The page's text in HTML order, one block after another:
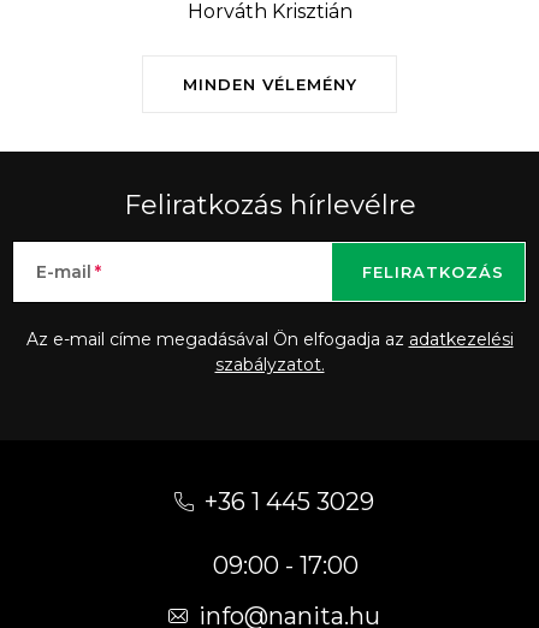
MINDEN VÉLEMÉNY
Horváth Krisztián
Feliratkozás hírlevélre
E-mail
Az e-mail címe megadásával Ön elfogadja az adatkezelési
szabályzatot.
FELIRATKOZÁS
+36 1 445 3029
09:00 - 17:00
info@nanita.hu